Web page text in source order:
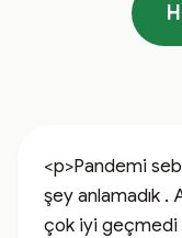
<p>Pandemi
şey anlamadık .
çok iyi geçmedi